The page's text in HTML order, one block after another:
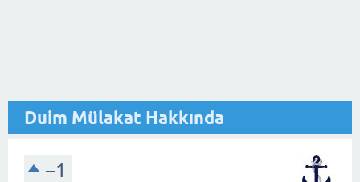
Duim Mülakat Hakkında
–1